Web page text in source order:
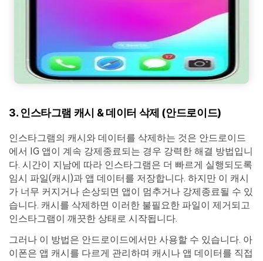
3. 인스타그램 캐시 & 데이터 삭제 (안드로이드)
인스타그램의 캐시와 데이터를 삭제하는 것은 안드로이드
에서 IG 앱이 계속 강제종료되는 경우 강력한 해결 방법입니
다. 시간이 지남에 따라 인스타그램은 더 빠르게 실행되도록
임시 파일(캐시)과 앱 데이터를 저장합니다. 하지만 이 캐시
가 너무 커지거나 손상되면 앱이 멈추거나 강제종료될 수 있
습니다. 캐시를 삭제하면 이러한 불필요한 파일이 제거되고
인스타그램이 깨끗한 상태로 시작됩니다.
그러나 이 방법은 안드로이드에서만 사용할 수 있습니다. 아
이폰은 앱 캐시를 다르게 관리하며 캐시나 앱 데이터를 직접